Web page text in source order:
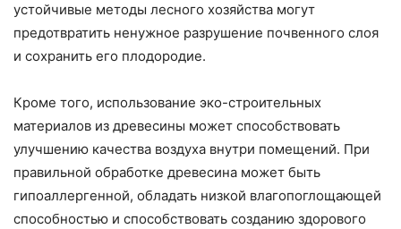
устойчивые методы лесного хозяйства могут
предотвратить ненужное разрушение почвенного слоя
и сохранить его плодородие.
Кроме того, использование эко-строительных
материалов из древесины может способствовать
улучшению качества воздуха внутри помещений. При
правильной обработке древесина может быть
гипоаллергенной, обладать низкой влагопоглощающей
способностью и способствовать созданию здорового